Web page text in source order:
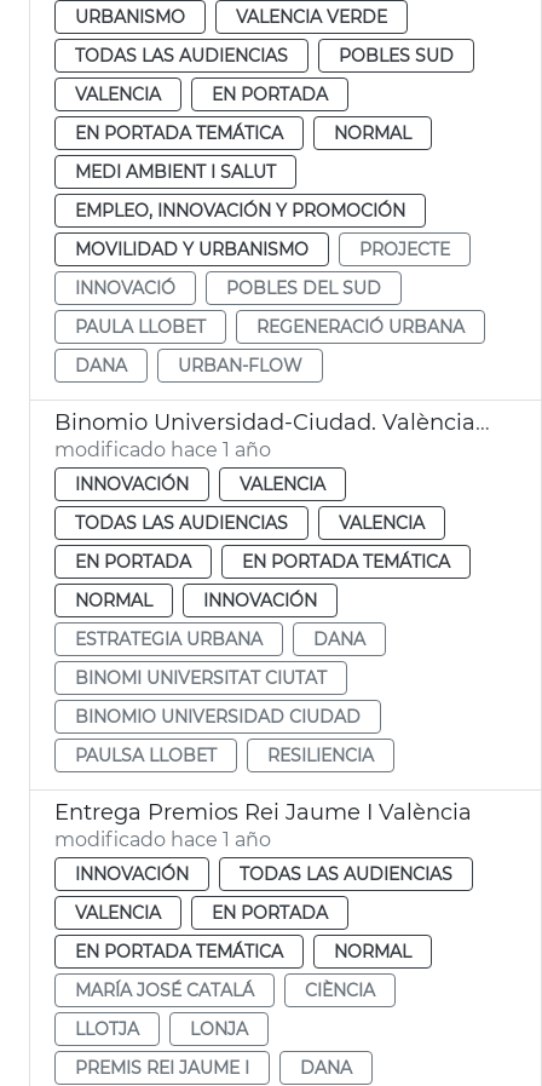
URBANISMO
VALENCIA VERDE
TODAS LAS AUDIENCIAS
POBLES SUD
VALENCIA
EN PORTADA
EN PORTADA TEMÁTICA
NORMAL
MEDI AMBIENT I SALUT
EMPLEO, INNOVACIÓN Y PROMOCIÓN
MOVILIDAD Y URBANISMO
PROJECTE
INNOVACIÓ
POBLES DEL SUD
PAULA LLOBET
REGENERACIÓ URBANA
DANA
URBAN-FLOW
Binomio Universidad-Ciudad. València dana
modificado hace 1 año
INNOVACIÓN
VALENCIA
TODAS LAS AUDIENCIAS
VALENCIA
EN PORTADA
EN PORTADA TEMÁTICA
NORMAL
INNOVACIÓN
ESTRATEGIA URBANA
DANA
BINOMI UNIVERSITAT CIUTAT
BINOMIO UNIVERSIDAD CIUDAD
PAULSA LLOBET
RESILIENCIA
Entrega Premios Rei Jaume I València
modificado hace 1 año
INNOVACIÓN
TODAS LAS AUDIENCIAS
VALENCIA
EN PORTADA
EN PORTADA TEMÁTICA
NORMAL
MARÍA JOSÉ CATALÁ
CIÈNCIA
LLOTJA
LONJA
PREMIS REI JAUME I
DANA